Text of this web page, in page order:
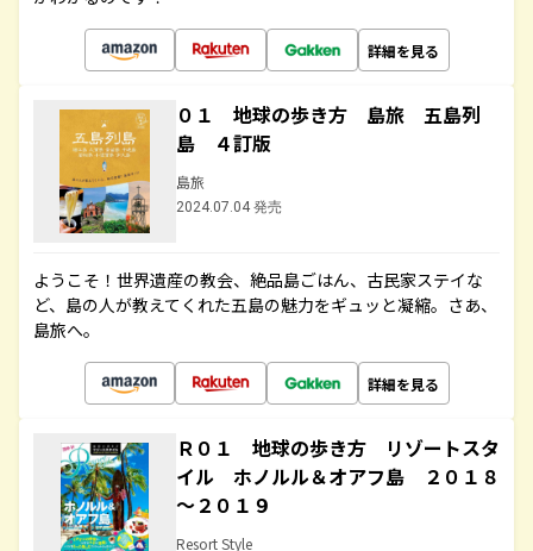
詳細を見る
０１ 地球の歩き方 島旅 五島列
島 ４訂版
島旅
2024.07.04 発売
ようこそ！世界遺産の教会、絶品島ごはん、古民家ステイな
ど、島の人が教えてくれた五島の魅力をギュッと凝縮。さあ、
島旅へ。
詳細を見る
Ｒ０１ 地球の歩き方 リゾートスタ
イル ホノルル＆オアフ島 ２０１８
～２０１９
Resort Style